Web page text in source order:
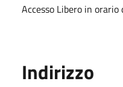
Accesso Libero in
Indirizzo